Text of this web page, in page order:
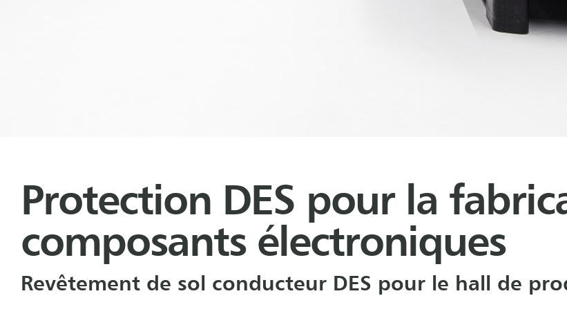
Protection DES pour la
composants électroniques
Revêtement de sol conducteur DES pour le hall de